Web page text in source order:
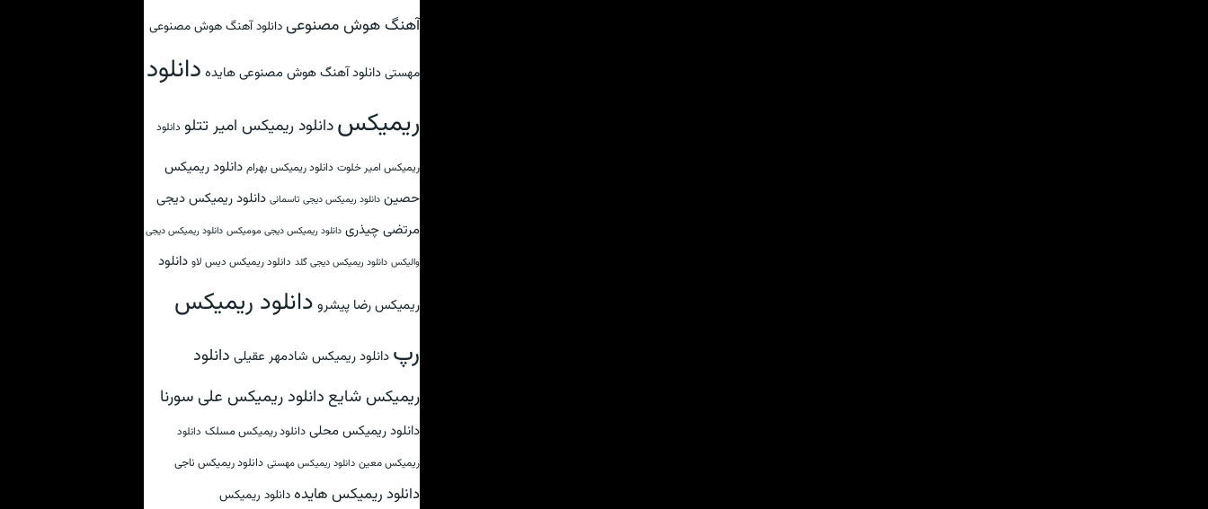
آهنگ هوش مصنوعی دانلود آهنگ هوش مصنوعی
مهستی دانلود آهنگ هوش مصنوعی هایده دانلود
ریمیکسدانلود ریمیکس امیر تتلو دانلود
ریمیکس امیر خلوت دانلود ریمیکس بهرام دانلود ریمیکس
حصین دانلود ریمیکس دیجی تاسمانی دانلود ریمیکس دیجی
مرتضی چیذری دانلود ریمیکس دیجی مومیکس دانلود ریمیکس دیجی
والیکس دانلود ریمیکس دیجی گلد دانلود ریمیکس دیس لاو دانلود
ریمیکس رضا پیشرو دانلود ریمیکس
رپ دانلود ریمیکس شادمهر عقیلی دانلود
ریمیکس شایع دانلود ریمیکس علی سورنا
دانلود ریمیکس محلی دانلود ریمیکس مسلک دانلود
ریمیکس معین دانلود ریمیکس مهستی دانلود ریمیکس ناجی
دانلود ریمیکس هایده دانلود ریمیکس